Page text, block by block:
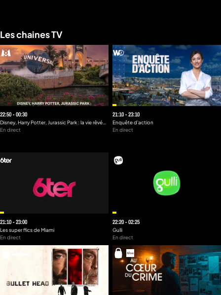
Les chaines TV
22:50 - 00:30
Disney, Harry Potter, Jurassic Park : la vie rêvée
des Français d'Orlando
En direct
21:10 - 23:10
Enquête d'action
En direct
21:10 - 23:00
Les super flics de Miami
En direct
22:20 - 02:25
Gulli
En direct